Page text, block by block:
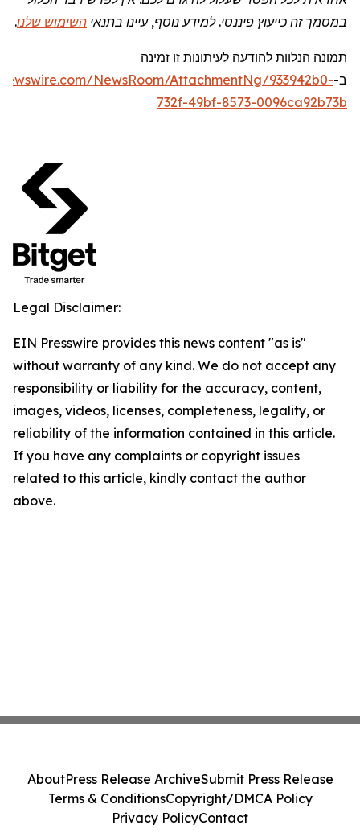
במסמך זה כייעוץ פיננסי. למידע נוסף, עיינו בתנאי השימוש שלנו.
תמונה הנלוות להודעה לעיתונות זו זמינה
ב-NewsRoom/AttachmentNg/933942b0-
732f-49bf-8573-0096ca92b73b
Legal Disclaimer:
EIN Presswire provides this news content "as is"
without warranty of any kind. We do not accept any
responsibility or liability for the accuracy, content,
images, videos, licenses, completeness, legality, or
reliability of the information contained in this article.
If you have any complaints or copyright issues
related to this article, kindly contact the author
above.
AboutPress Release ArchiveSubmit Press Release
Terms & ConditionsCopyright/DMCA Policy
Privacy PolicyContact